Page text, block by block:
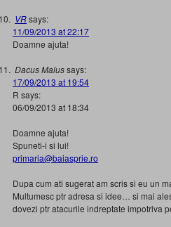
VRsays:
11/09/2013 at 22:17
Doamne ajuta!
Dacus Malussays:
17/09/2013 at 19:54
R says:
06/09/2013 at 18:34
Doamne ajuta!
Spuneti-i si lui!
primaria@baiasprie.ro
Dupa cum ati sugerat am scris si eu un
Multumesc ptr adresa si idee… si mai
dovezi ptr atacurile indreptate impotriva